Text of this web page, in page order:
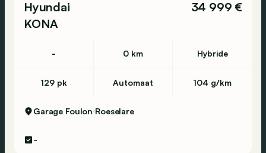
Hyundai
KONA
34 999 €
- 0 km Hybride
129 pk Automaat 104 g/km
Garage Foulon Roeselare
-